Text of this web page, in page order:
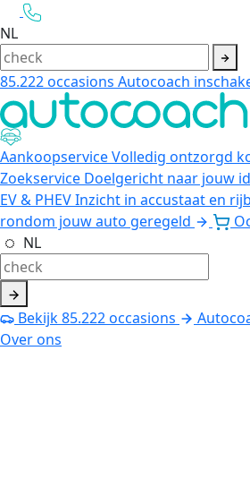
NL
85.222occasions Autocoach
AankoopserviceVolledig ontzorgd
Zoekservice Doelgericht naar jouw
EV & PHEVInzicht in accustaat en
rondom jouw auto geregeld
NL
Bekijk85.222occasions
Over ons